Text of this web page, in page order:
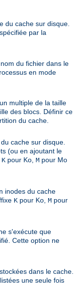
du cache sur disque.
par la
du fichier dans le
en mode
multiple de la taille
des blocs. Définir ce
du cache.
cache sur disque.
(ou en ajoutant le
Kpour Ko, M pour Mo
inodes du cache
Kpour Ko, M pour
s'exécute que
Cette option ne
dans le cache.
une seule fois